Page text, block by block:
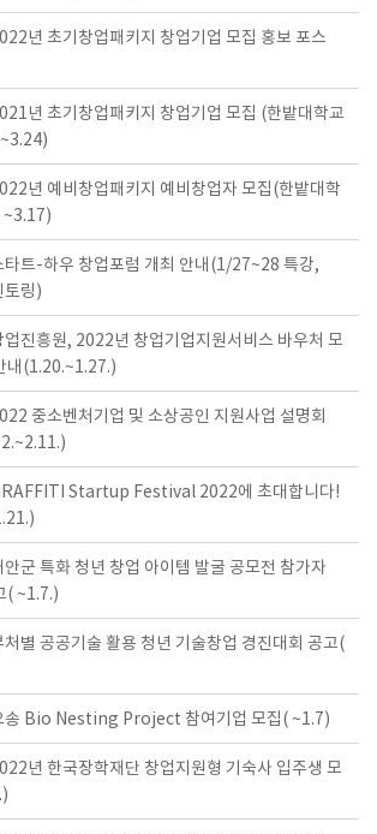
년 초기창업패키지 창업기업 모집 홍보 포스
년 초기창업패키지 창업기업 모집 (한밭대학교
년 예비창업패키지 예비창업자 모집(한밭대학
~3.17)
타트-하우 창업포럼 개최 안내(1/27~28 특강,
링)
업진흥원, 2022년 창업기업지원서비스 바우처 모
내(1.20.~1.27.)
중소벤처기업 및 소상공인 지원사업 설명회
Startup Festival 2022에 초대합니다!
안군 특화 청년 창업 아이템 발굴 공모전 참가자
( ~1.7.)
처별 공공기술 활용 청년 기술창업 경진대회 공고(
송 Bio Nesting Project 참여기업 모집( ~1.7)
년 한국장학재단 창업지원형 기숙사 입주생 모